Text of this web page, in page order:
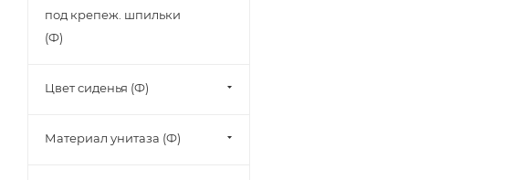
под крепеж. шпильки
(Ф)
Цвет сиденья (Ф)
Материал унитаза (Ф)